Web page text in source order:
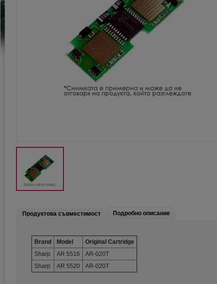
Продуктова съвместимост Подробно описание
Brand Model
Original Cartridge
Sharp
AR 5516
AR-020T
Sharp
AR 5520 AR-020T